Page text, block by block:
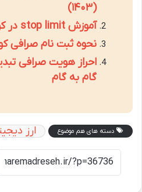
(۱۴۰۳)
آموزش stop limit در کوکوین
نحوه ثبت نام صرافی
احراز هویت صرافی
گام به گام
دسته های هم موضوع ارز